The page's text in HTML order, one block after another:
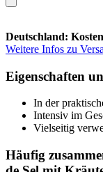
Deutschland:
Weitere Infos zu
Eigenschaften
In der
Intensiv im
Vielseitig
Häufig